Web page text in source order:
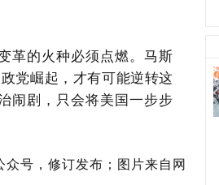
革的火种必须点燃。马斯
党崛起，才有可能逆转这
闹剧，只会将美国一步步
众号，修订发布；图片来自网